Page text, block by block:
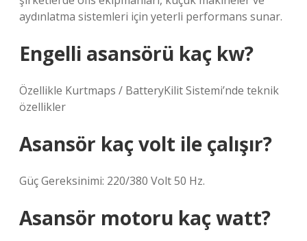
aydınlatma sistemleri için yeterli performans sunar.
Engelli asansörü kaç kw?
Özellikle Kurtmaps / BatteryKilit Sistemi’nde teknik
özellikler
Asansör kaç volt ile çalışır?
Güç Gereksinimi: 220/380 Volt 50 Hz.
Asansör motoru kaç watt?